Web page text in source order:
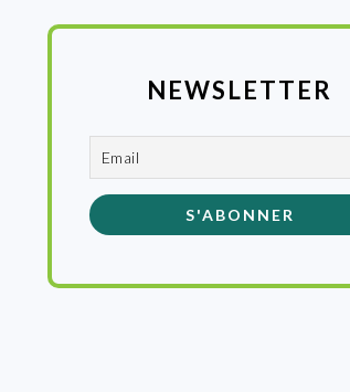
NEWSLETTER